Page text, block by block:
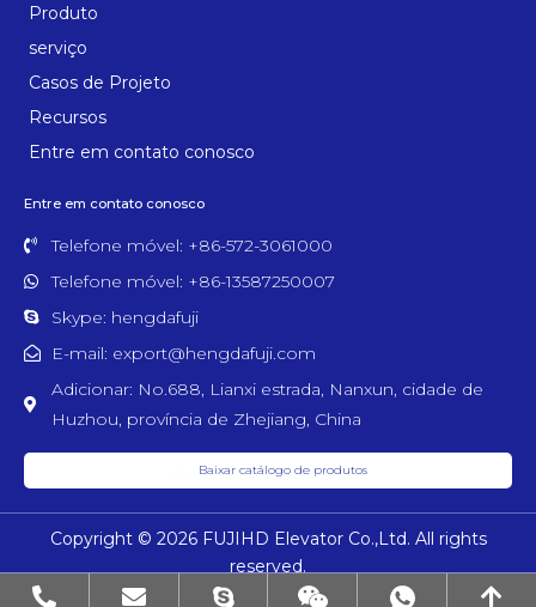
Produto
serviço
Casos de Projeto
Recursos
Entre em contato conosco
Entre em contato conosco
Telefone móvel: +86-572-3061000
Telefone móvel: +86-13587250007
Skype: hengdafuji
E-mail: export@hengdafuji.com
Adicionar: No.688, Lianxi estrada, Nanxun, cidade de
Huzhou, província de Zhejiang, China
Baixar catálogo de produtos
Copyright © 2026 FUJIHD Elevator Co.,Ltd. All rights
reserved.